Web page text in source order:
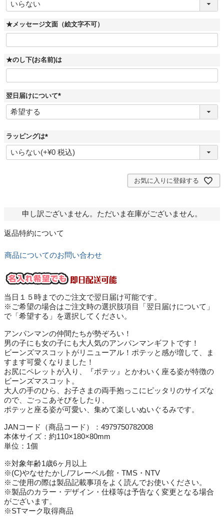
須
)
★メッセージ文面（絵文字不可）
★のし下(お名前)は
翌日届けについて
(
須
ラッピングは
(
必
須
お気に入りに登録する
申し訳ございません。ただいま在庫がございません。
返品特約について
商品についてのお問い合わせ
当日１５時までのご注文で翌日届け可能です。
※ご希望の場合はご注文時の選択肢項目「翌日届けについて」
で「希望する」を選択してください。
アンパンマンの仲間たちが勢ぞろい！
男の子にも女の子にも大人気のアンパンマンギフトです！
ビーンズマスコットがリニューアル！ポテッと感が増して、ま
すます可愛くなりました！
お尻にペレットが入り、『ポテッ』とかわいく座る姿が特徴の
ビーンズマスコット。
大人の手のひら、お子さまの両手抱っこにピッタリのサイズな
ので、ごっこあそびをしたり、
ポテッと座る姿が可愛い、集めて楽しいぬいぐるみです。
JANコード（商品コード）：4979750782008
本体サイズ：約110×180×80mm
単位：1個
※対象年齢1歳6ヶ月以上
※(C)やなせたかし/フレーベル館・TMS・NTV
※ご使用の際は製品記載事項をよく読んでお使いください。
※製品のカラー・デザイン・仕様等は予告なく変更となる場合
がございます。
※STマーク取得商品